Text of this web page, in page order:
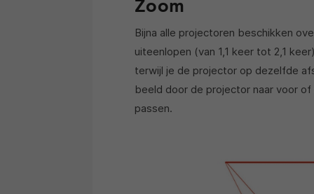
Zoom
Bijna alle projectoren beschikken
uiteenlopen (van 1,1 keer tot 2,1
terwijl je de projector op dezelfde
beeld door de projector naar voor
passen.